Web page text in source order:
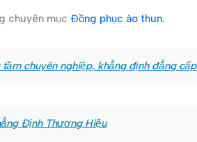
chuyên mục Đồng phục áo thun.
chuyên nghiệp, khẳng định đẳng cấp
Định Thương Hiệu